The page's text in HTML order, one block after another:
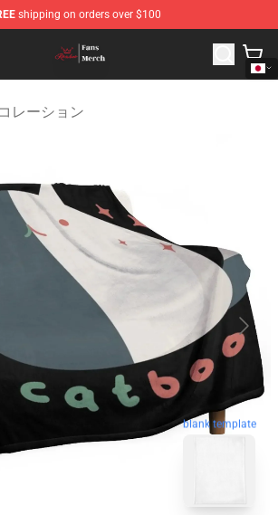
shipping on orders over $100
- Official Ranboo Merchandise Store
レーション
blank template